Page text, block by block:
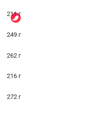
211 г
249 г
262 г
216 г
272 г